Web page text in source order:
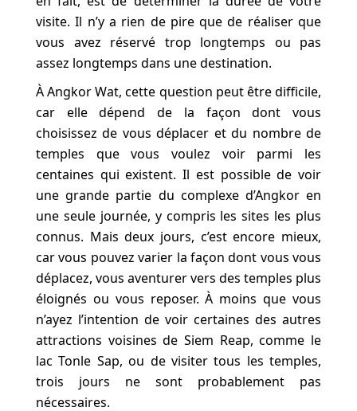
visite. Il n’y a rien de pire que de réaliser que
vous avez réservé trop longtemps ou pas
assez longtemps dans une destination.
À Angkor Wat, cette question peut être difficile,
car elle dépend de la façon dont vous
choisissez de vous déplacer et du nombre de
temples que vous voulez voir parmi les
centaines qui existent. Il est possible de voir
une grande partie du complexe d’Angkor en
une seule journée, y compris les sites les plus
connus. Mais deux jours, c’est encore mieux,
car vous pouvez varier la façon dont vous vous
déplacez, vous aventurer vers des temples plus
éloignés ou vous reposer. À moins que vous
n’ayez l’intention de voir certaines des autres
attractions voisines de Siem Reap, comme le
lac Tonle Sap, ou de visiter tous les temples,
trois jours ne sont probablement pas
nécessaires.